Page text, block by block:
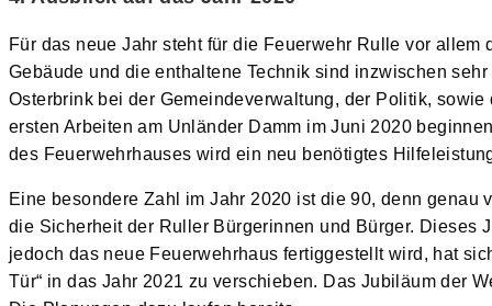
Lübke,
Wellmann,
Ludger
Tewes,
Ansgar
Lothar
Gödeker
Romanowski
Ansgar
Osterbrink
Für das neue Jahr steht für die Feuerwehr Rulle vor
Gebäude und die enthaltene Technik sind inzwischen
Osterbrink bei der Gemeindeverwaltung, der Politik,
ersten Arbeiten am Unländer Damm im Juni 2020
des Feuerwehrhauses wird ein neu benötigtes
Eine besondere Zahl im Jahr 2020 ist die 90, denn
die Sicherheit der Ruller Bürgerinnen und Bürger. Dieses
jedoch das neue Feuerwehrhaus fertiggestellt wird, hat
Tür“ in das Jahr 2021 zu verschieben. Das Jubiläum der